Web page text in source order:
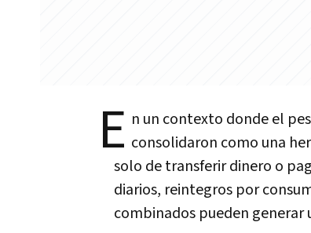
E n un contexto donde el
consolidaron como una
solo de transferir dinero o
diarios, reintegros por
combinados pueden generar